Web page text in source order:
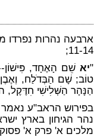
ארבעה נהרות נפרדו
11-14;
"יאשֵׁם הָאֶחָד,
טוֹב; שָׁם הַבְּדֹלַח,
הַנָּהָר הַשְּׁלִישִׁי חִדֶּקֶל,
בפירוש הראב"ע נאמר
נהר הגיחון בארץ
מלכים א' פרק א' פסוק 33 ופסוק 38; ובמקומות נוספים.